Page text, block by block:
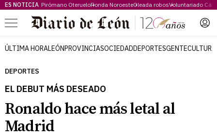
ES NOTICIA Pirómano OterueloRonda NoroesteOleada robosVoluntariado
Menú
ÚLTIMA HORALEÓNPROVINCIASOCIEDADDEPORTESGENTECULTURA
DEPORTES
EL DEBUT MÁS DESEADO
Ronaldo hace más letal al
Madrid